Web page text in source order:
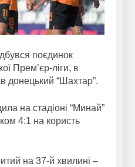
поєдинок
Прем’єр-ліги, в
донецький “Шахтар”.
на стадіоні “Минай”
4:1 на користь
на 37-й хвилині –